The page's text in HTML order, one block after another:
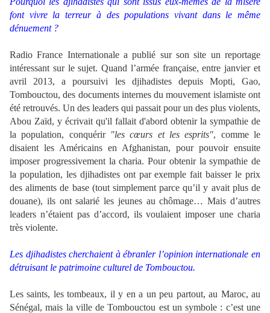
font vivre la terreur à des populations vivant dans le même
dénuement ?
Radio France Internationale a publié sur son site un reportage
intéressant sur le sujet. Quand l’armée française, entre janvier et
avril 2013, a poursuivi les djihadistes depuis Mopti, Gao,
Tombouctou, des documents internes du mouvement islamiste ont
été retrouvés. Un des leaders qui passait pour un des plus violents,
Abou Zaïd, y écrivait qu'il fallait d'abord obtenir la sympathie de
la population, conquérir "les cœurs et les esprits", comme le
disaient les Américains en Afghanistan, pour pouvoir ensuite
imposer progressivement la charia. Pour obtenir la sympathie de
la population, les djihadistes ont par exemple fait baisser le prix
des aliments de base (tout simplement parce qu’il y avait plus de
douane), ils ont salarié les jeunes au chômage… Mais d’autres
leaders n’étaient pas d’accord, ils voulaient imposer une charia
très violente.
Les djihadistes cherchaient à ébranler l’opinion internationale en
détruisant le patrimoine culturel de Tombouctou.
Les saints, les tombeaux, il y en a un peu partout, au Maroc, au
Sénégal, mais la ville de Tombouctou est un symbole : c’est une